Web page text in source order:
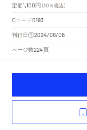
定価1,100円 （10％税込）
Cコード0193
刊行日 2024/06/06
ページ数224頁